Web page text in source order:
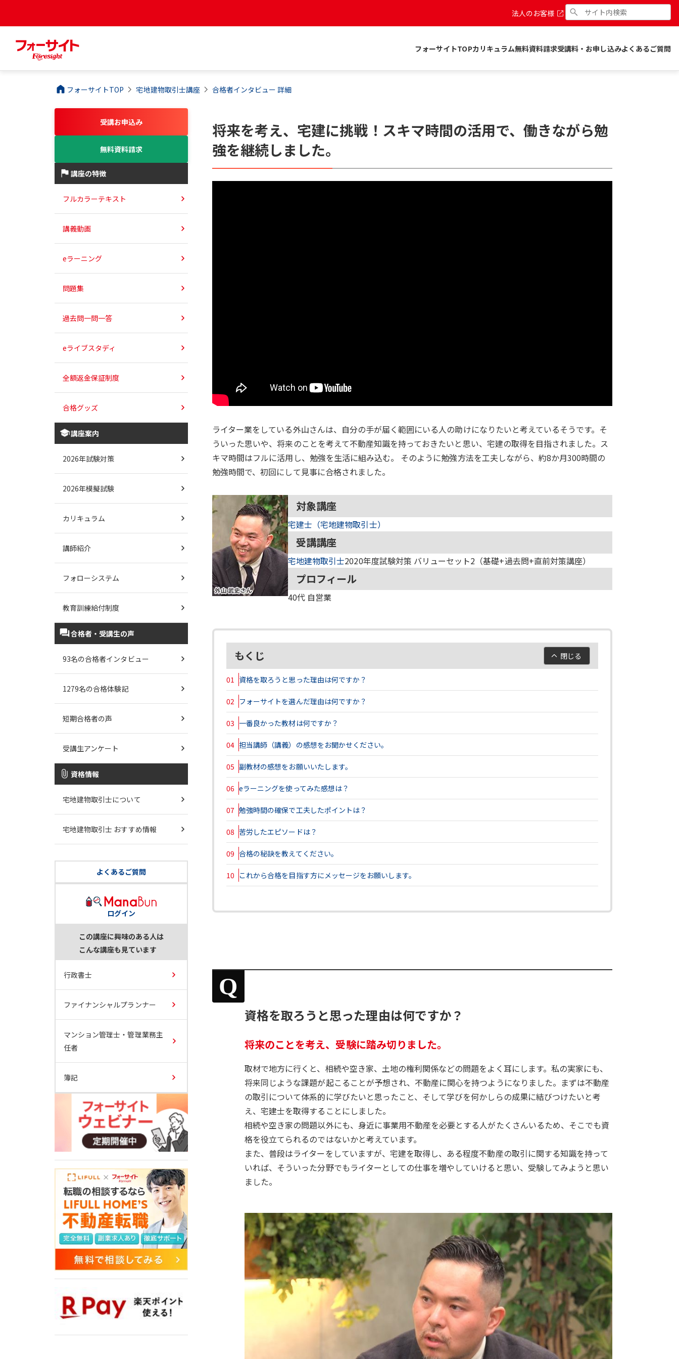
法人のお客様
フォーサイトTOPカリキュラム無料資料請求受講料・お申し込みよくあるご質問
フォーサイトTOP 宅地建物取引士講座 合格者インタビュー 詳細
将来を考え、宅建に挑戦！スキマ時間の活用で、働きながら勉
強を継続しました。
ライター業をしている外山さんは、自分の手が届く範囲にいる人の助けになりたいと考えているそうです。そ
ういった思いや、将来のことを考えて不動産知識を持っておきたいと思い、宅建の取得を目指されました。ス
キマ時間はフルに活用し、勉強を生活に組み込む。 そのように勉強方法を工夫しながら、約8か月300時間の
勉強時間で、初回にして見事に合格されました。
対象講座
宅建士（宅地建物取引士）
受講講座
宅地建物取引士2020年度試験対策 バリューセット2（基礎+過去問+直前対策講座）
プロフィール
40代 自営業
もくじ 閉じる
01 資格を取ろうと思った理由は何ですか？
02 フォーサイトを選んだ理由は何ですか？
03 一番良かった教材は何ですか？
04 担当講師（講義）の感想をお聞かせください。
05 副教材の感想をお願いいたします。
06 eラーニングを使ってみた感想は？
07 勉強時間の確保で工夫したポイントは？
08 苦労したエピソードは？
09 合格の秘訣を教えてください。
10 これから合格を目指す方にメッセージをお願いします。
Q
資格を取ろうと思った理由は何ですか？
将来のことを考え、受験に踏み切りました。
取材で地方に行くと、相続や空き家、土地の権利関係などの問題をよく耳にします。私の実家にも、
将来同じような課題が起こることが予想され、不動産に関心を持つようになりました。まずは不動産
の取引について体系的に学びたいと思ったこと、そして学びを何かしらの成果に結びつけたいと考
え、宅建士を取得することにしました。
相続や空き家の問題以外にも、身近に事業用不動産を必要とする人がたくさんいるため、そこでも資
格を役立てられるのではないかと考えています。
また、普段はライターをしていますが、宅建を取得し、ある程度不動産の取引に関する知識を持って
いれば、そういった分野でもライターとしての仕事を増やしていけると思い、受験してみようと思い
ました。
受講お申込み
無料資料請求
講座の特徴
フルカラーテキスト
講義動画
eラーニング
問題集
過去問一問一答
eライブスタディ
全額返金保証制度
合格グッズ
講座案内
2026年試験対策
2026年模擬試験
カリキュラム
講師紹介
フォローシステム
教育訓練給付制度
合格者・受講生の声
93名の合格者インタビュー
1279名の合格体験記
短期合格者の声
受講生アンケート
資格情報
宅地建物取引士について
宅地建物取引士 おすすめ情報
よくあるご質問
ログイン
この講座に興味のある人は
こんな講座も見ています
行政書士
ファイナンシャルプランナー
マンション管理士・管理業務主
任者
簿記